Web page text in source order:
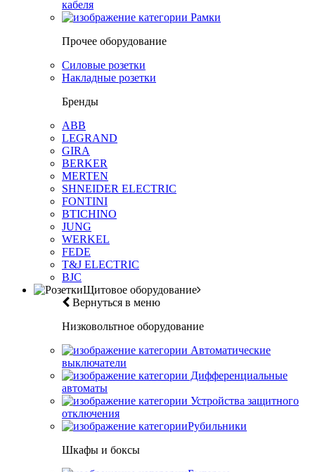
кабеля
Рамки
Прочее оборудование
Силовые розетки
Накладные розетки
Бренды
ABB
LEGRAND
GIRA
BERKER
MERTEN
SHNEIDER ELECTRIC
FONTINI
BTICHINO
JUNG
WERKEL
FEDE
T&J ELECTRIC
BJC
Щитовое оборудование
Вернуться в меню
Низковольтное оборудование
Автоматические
выключатели
Дифференциальные
автоматы
Устройства защитного
отключения
Рубильники
Шкафы и боксы